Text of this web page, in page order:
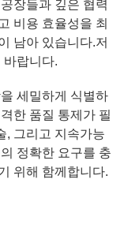
장들과 깊은 협력
비용 효율성을 최
남아 있습니다.저
바랍니다.
세밀하게 식별하
한 품질 통제가 필
, 그리고 지속가능
정확한 요구를 충
위해 함께합니다.